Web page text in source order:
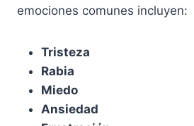
emociones comunes incluyen:
Tristeza
Rabia
Miedo
Ansiedad